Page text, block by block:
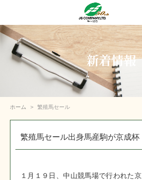
新着情報
ホーム 繁殖馬セール
繁殖馬セール出身馬産駒が京成杯
１月１９日、中山競馬場で行われた